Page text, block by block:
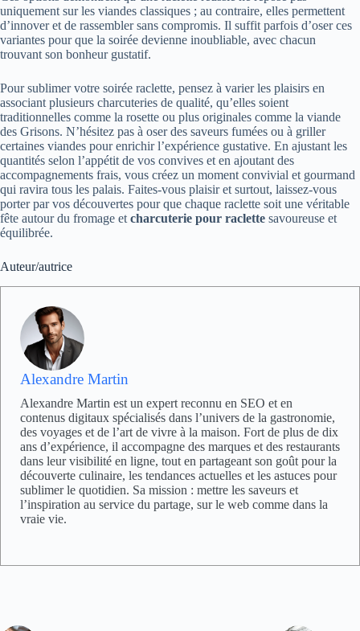
uniquement sur les viandes classiques ; au contraire, elles permettent
d’innover et de rassembler sans compromis. Il suffit parfois d’oser ces
variantes pour que la soirée devienne inoubliable, avec chacun
trouvant son bonheur gustatif.
Pour sublimer votre soirée raclette, pensez à varier les plaisirs en
associant plusieurs charcuteries de qualité, qu’elles soient
traditionnelles comme la rosette ou plus originales comme la viande
des Grisons. N’hésitez pas à oser des saveurs fumées ou à griller
certaines viandes pour enrichir l’expérience gustative. En ajustant les
quantités selon l’appétit de vos convives et en ajoutant des
accompagnements frais, vous créez un moment convivial et gourmand
qui ravira tous les palais. Faites-vous plaisir et surtout, laissez-vous
porter par vos découvertes pour que chaque raclette soit une véritable
fête autour du fromage et charcuterie pour raclette savoureuse et
équilibrée.
Auteur/autrice
Alexandre Martin
Alexandre Martin est un expert reconnu en SEO et en
contenus digitaux spécialisés dans l’univers de la gastronomie,
des voyages et de l’art de vivre à la maison. Fort de plus de dix
ans d’expérience, il accompagne des marques et des restaurants
dans leur visibilité en ligne, tout en partageant son goût pour la
découverte culinaire, les tendances actuelles et les astuces pour
sublimer le quotidien. Sa mission : mettre les saveurs et
l’inspiration au service du partage, sur le web comme dans la
vraie vie.